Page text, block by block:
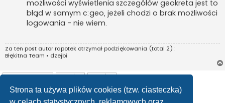
Strona ta używa plików cookies (tzw. ciasteczka)
możliwości wyświetlenia szczegółów geokreta jest to
błąd w samym c:geo, jeżeli chodzi o brak możliwości
logowania - nie wiem.
Za ten post autor rapotek otrzymał podziękowania (total 2):
Błękitna Team • dzejbi
Posty: 54 Poprzednia
1 2 3 4